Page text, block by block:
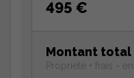
495 €
Montant total
Propriété + frais -